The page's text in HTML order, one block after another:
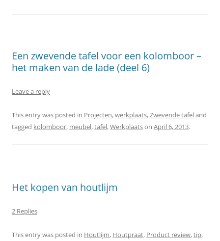
Een zwevende tafel voor een kolomboor –
het maken van de lade (deel 6)
Leave a reply
This entry was posted in Projecten,werkplaats,Zwevende tafeland
tagged kolomboor, meubel,tafel,Werkplaatson April 6, 2013.
Het kopen van houtlijm
2 Replies
This entry was posted in Houtlijm, Houtpraat, Product review,tip,